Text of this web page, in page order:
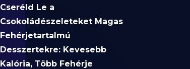
Cseréld Le a
Csokoládészeleteket Magas
Fehérjetartalmú
Desszertekre: Kevesebb
Kalória, Több Fehérje